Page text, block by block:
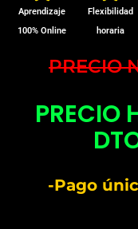
Aprendizaje
100% Online
Flexibilidad
horaria
PRECIO
PRECIO
-Pago